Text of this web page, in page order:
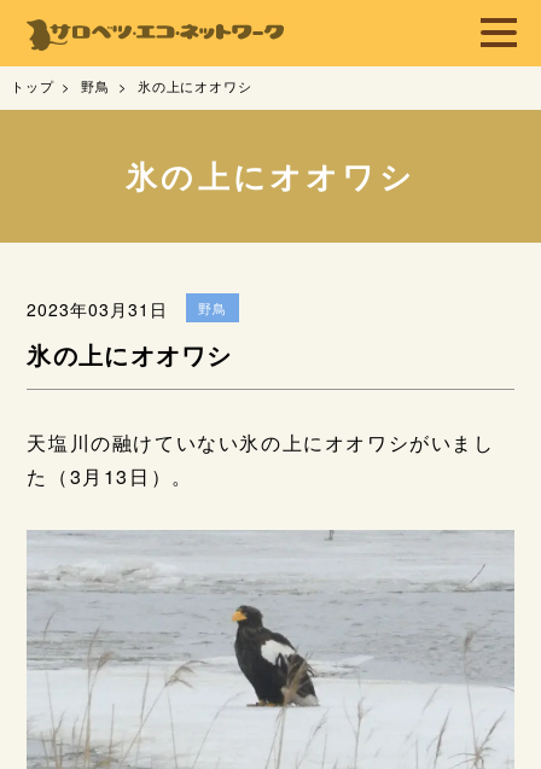
トップ 野鳥 氷の上にオオワシ
氷の上にオオワシ
2023年03月31日 野鳥
氷の上にオオワシ
天塩川の融けていない氷の上にオオワシがいまし
た（3月13日）。